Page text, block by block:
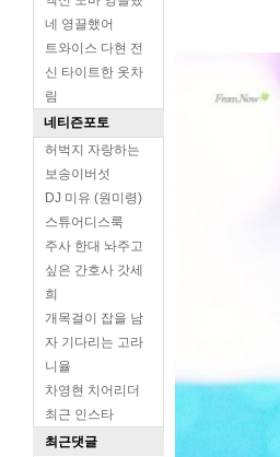
네 영끌했어
트와이스 다현 전
신 타이트한 옷차
림
네티즌포토
허벅지 자랑하는
보송이버섯
DJ 미유 (원미령)
스튜어디스룩
주사 한대 놔주고
싶은 간호사 갓세
희
개목걸이 잡을 남
자 기다리는 고라
니율
차영현 치어리더
최근 인스타
최근댓글